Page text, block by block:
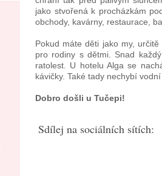
jako stvořená k procházkám
obchody, kavárny, restaurace,
Pokud máte děti jako my,
pro rodiny s dětmi. Snad
ratolest. U hotelu Alga se
kávičky. Také tady nechybí
Dobro došli u Tučepi!
Sdílej na sociálních sítích: